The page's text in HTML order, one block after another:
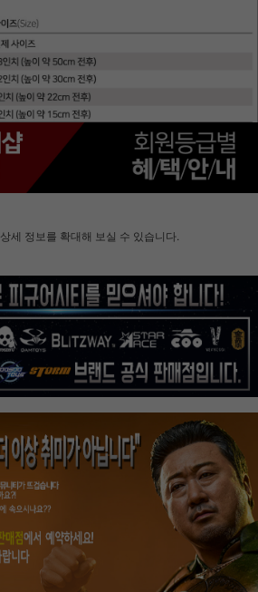
상세 정보를 확대해 보실 수 있습니다.